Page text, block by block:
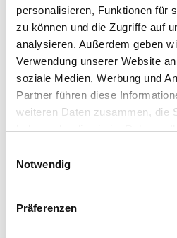
personalisieren, Funktionen für
zu können und die Zugriffe auf
analysieren. Außerdem geben
Verwendung unserer Website
soziale Medien, Werbung und
Partner führen diese
weiteren Daten zusammen, die
haben oder die sie im Rahmen
Cookies, wenn Sie unsere
Notwendig
Präferenzen
96237 Ebersdorf
OG - Ermershausen
Sportplatzweg
96126 Ermershausen
OG - Heubach
96106 Ebern-Sandhof
OG - Untersiemau-